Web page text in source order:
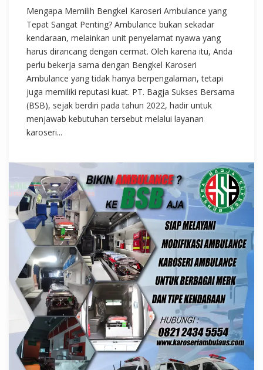
Mengapa Memilih Bengkel Karoseri Ambulance yang
Tepat Sangat Penting? Ambulance bukan sekadar
kendaraan, melainkan unit penyelamat nyawa yang
harus dirancang dengan cermat. Oleh karena itu, Anda
perlu bekerja sama dengan Bengkel Karoseri
Ambulance yang tidak hanya berpengalaman, tetapi
juga memiliki reputasi kuat. PT. Bagja Sukses Bersama
(BSB), sejak berdiri pada tahun 2022, hadir untuk
menjawab kebutuhan tersebut melalui layanan
karoseri...